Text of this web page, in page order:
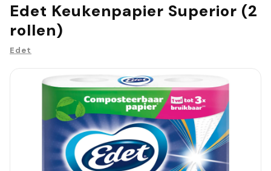
Edet Keukenpapier Superior (2
rollen)
Edet